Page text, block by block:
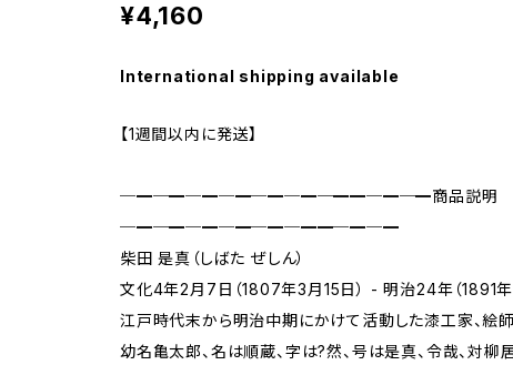
¥4,160
International shipping available
【1週間以内に発送】
─━─━─━─━─━─━─━━─━─━商品説明
─━─━─━─━─━─━━─━─━
柴田 是真（しばた ぜしん）
文化4年2月7日（1807年3月15日） - 明治24年（1891年
江戸時代末から明治中期にかけて活動した漆工家、絵師
幼名亀太郎、名は順蔵、字は?然、号は是真、令哉、対柳